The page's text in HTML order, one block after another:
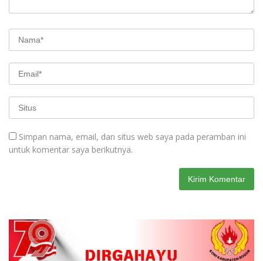
Simpan nama, email, dan situs web saya pada peramban ini
untuk komentar saya berikutnya.